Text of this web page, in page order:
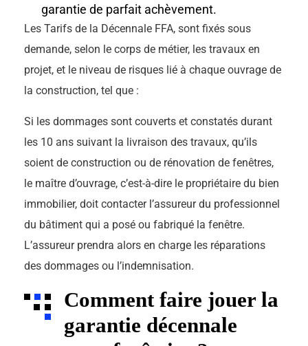
garantie de parfait achèvement.
Les Tarifs de la Décennale FFA, sont fixés sous
demande, selon le corps de métier, les travaux en
projet, et le niveau de risques lié à chaque ouvrage de
la construction, tel que :
Si les dommages sont couverts et constatés durant
les 10 ans suivant la livraison des travaux, qu’ils
soient de construction ou de rénovation de fenêtres,
le maître d’ouvrage, c’est-à-dire le propriétaire du bien
immobilier, doit contacter l’assureur du professionnel
du bâtiment qui a posé ou fabriqué la fenêtre.
L’assureur prendra alors en charge les réparations
des dommages ou l’indemnisation.
Comment faire jouer la
garantie décennale